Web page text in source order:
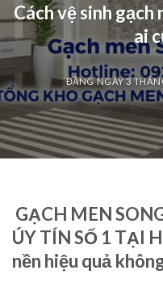
Cách vệ sinh gạch
ai
ĐĂNG NGÀY3
GẠCH MEN
ÚY TÍN SỐ 1 TẠI
nền hiệu quả